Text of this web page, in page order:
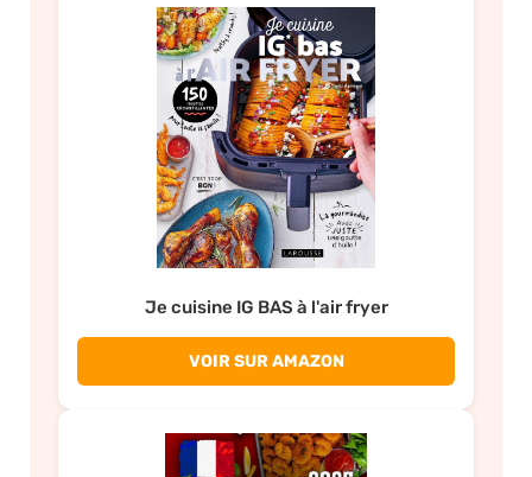
Je cuisine IG BAS à l'air fryer
VOIR SUR AMAZON